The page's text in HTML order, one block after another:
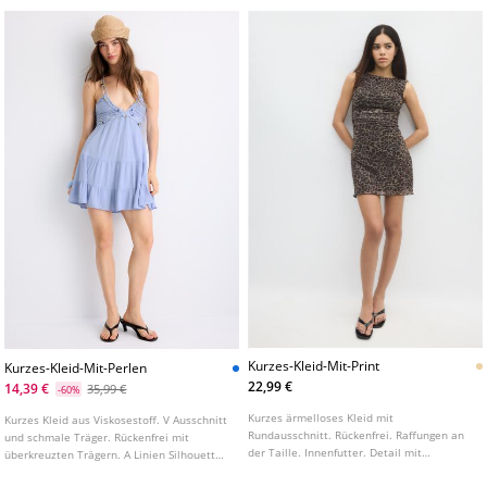
Kurzes-Kleid-Mit-Perlen
14,39 €
-60% 35,99 €
Kurzes Kleid aus Viskosestoff. V Ausschnitt
und schmale Träger. Rückenfrei mit
überkreuzten Trägern. A Linien Silhouette.
Kurzes-Kleid-Mit-Print
22,99 €
Kurzes ärmelloses Kleid mit
Rundausschnitt. Rückenfrei. Raffungen an
der Taille. Innenfutter. Detail mit